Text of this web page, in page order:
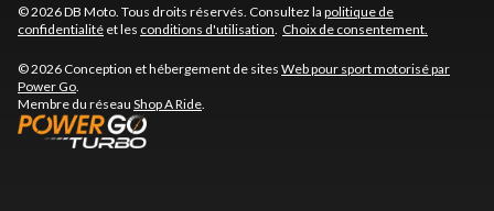
© 2026 DB Moto. Tous droits réservés. Consultez la politique de
confidentialité et les conditions d'utilisation. Choix de consentement.
© 2026 Conception et hébergement de sites Web pour sport motorisé par
Power Go.
Membre du réseau Shop A Ride.